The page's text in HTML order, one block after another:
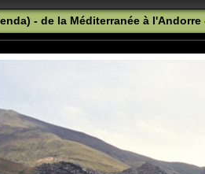
- de la Méditerranée à l'Andorre